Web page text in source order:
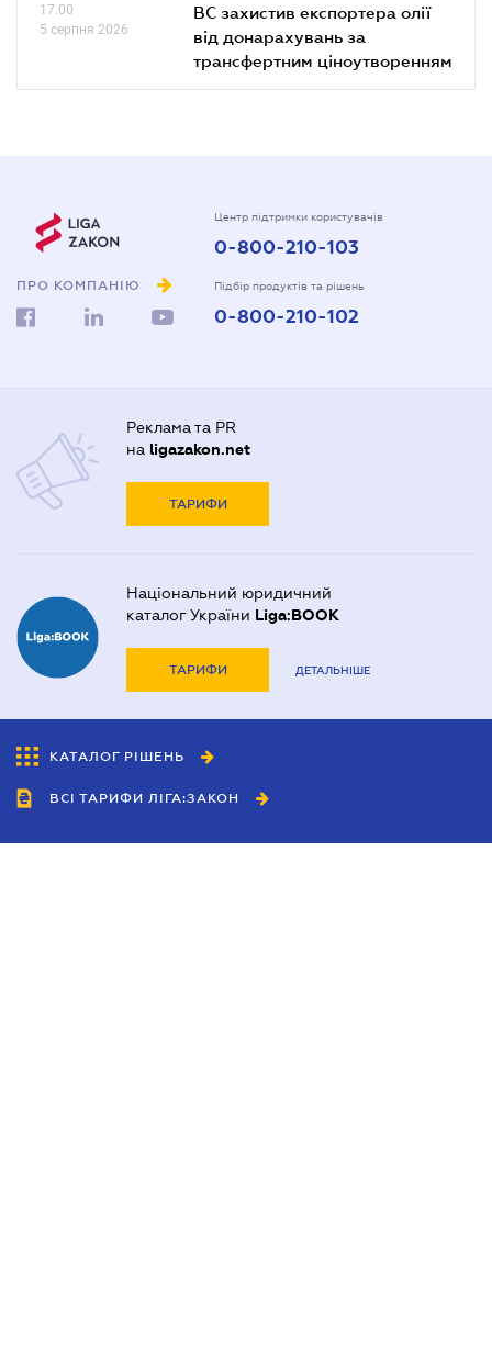
17.00
5 серпня 2026
ВС захистив експортера олії
від донарахувань за
трансфертним ціноутворенням
ПРО КОМПАНІЮ
Центр підтримки користувачів
0-800-210-103
Підбір продуктів та рішень
0-800-210-102
Реклама та PR
на ligazakon.net
ТАРИФИ
Національний юридичний
каталог України Liga:BOOK
ТАРИФИ ДЕТАЛЬНІШЕ
КАТАЛОГ РІШЕНЬ
ВСІ ТАРИФИ ЛІГА:ЗАКОН